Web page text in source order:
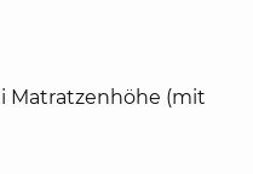
Matratzenhöhe (mit